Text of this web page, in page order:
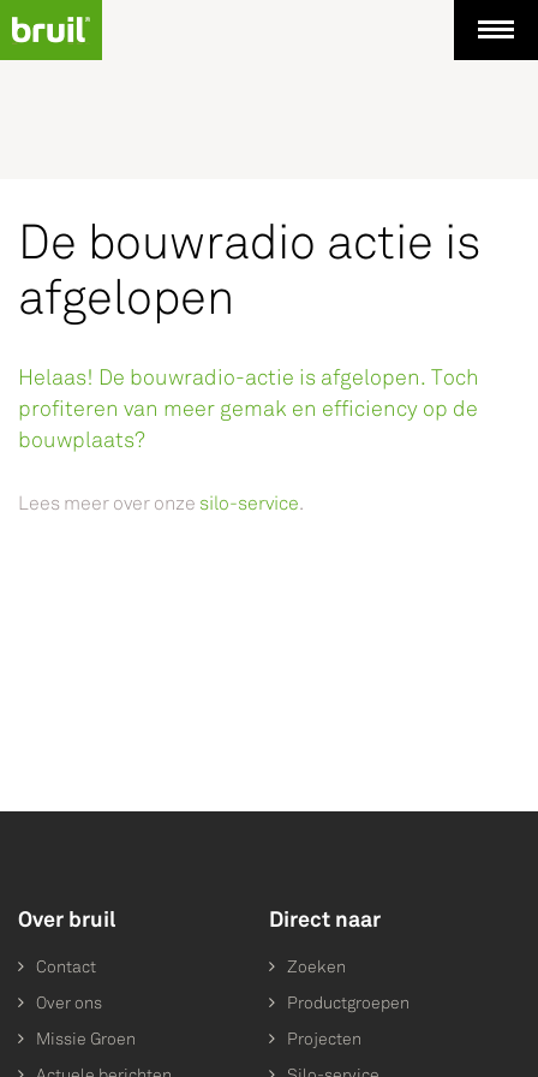
De bouwradio actie is
afgelopen
Helaas! De bouwradio-actie is afgelopen. Toch
profiteren van meer gemak en efficiency op de
bouwplaats?
Lees meer over onze silo-service.
Over bruil
Contact
Over ons
Missie Groen
Direct naar
Zoeken
Productgroepen
Projecten